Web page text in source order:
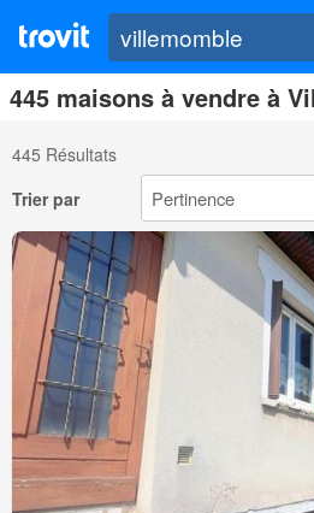
445 maisons à vendre à
445 Résultats
Trier par